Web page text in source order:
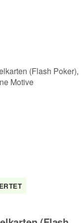
stammen von Kunden,